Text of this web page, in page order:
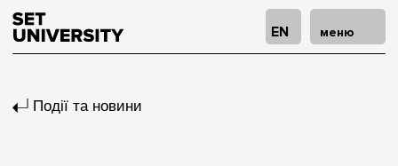
EN меню
Події та новини